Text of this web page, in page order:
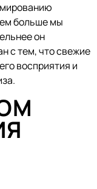
больше мы
он
с тем, что свежие
восприятия и